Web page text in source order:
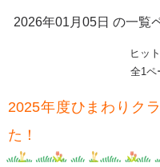
2026年01月05日 の一覧
ヒッ
全1ペ
2025年度ひまわりク
た！